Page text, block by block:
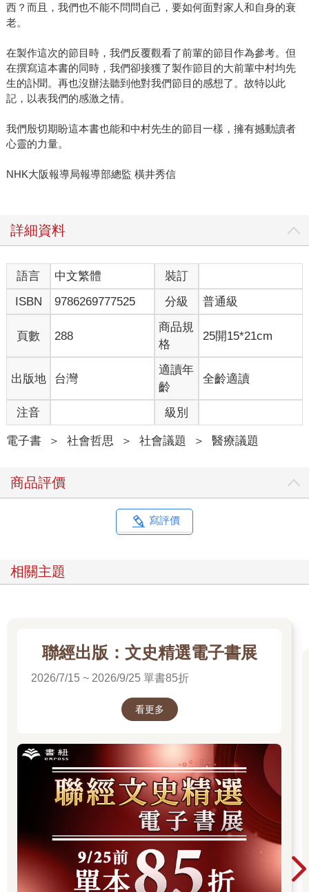
西？而且，我們也不能不問問自己，要如何面對家人和自身的衰
老。
在製作這次的節目時，我們反覆觀看了前輩的節目作為參考。但
在撰寫這本書的同時，我們卻接獲了製作節目的大前輩中村均先
生的訃聞。再也沒辦法聽到他對我們節目的感想了。故特以此
記，以表我們的感激之情。
我們殷切期盼這本書也能和中村先生的節目一樣，擁有撼動讀者
心靈的力量。
NHK大阪報導局報導部總監 橫井秀信
詳細資料
語言 中文繁體
裝訂
ISBN
9786269777525 分級 普通級
頁數 288
商品規
格
25開15*21cm
出版地 台灣
適讀年
齡
全齡適讀
注音 級別
電子書 ＞ 社會哲思 ＞ 社會議題 ＞ 醫療議題
商品評價
寫評價
相關主題
聯經出版：文史精選電子書展
2026/7/15 ~ 2026/9/25 單書85折
看更多